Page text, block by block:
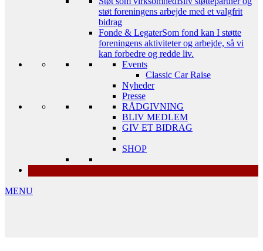
støt foreningens arbejde med et valgfrit
bidrag
Fonde & LegaterSom fond kan I støtte
foreningens aktiviteter og arbejde, så vi
kan forbedre og redde liv.
Events
Classic Car Raise
Nyheder
Presse
RÅDGIVNING
BLIV MEDLEM
GIV ET BIDRAG
SHOP
MENU